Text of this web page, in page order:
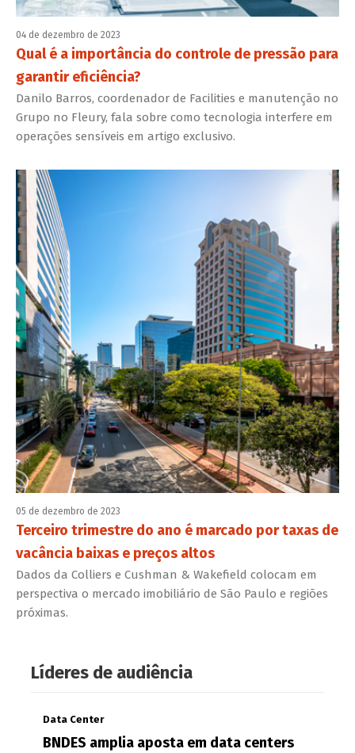
04 de dezembro de 2023
Qual é a importância do controle de pressão para
garantir eficiência?
Danilo Barros, coordenador de Facilities e manutenção no
Grupo no Fleury, fala sobre como tecnologia interfere em
operações sensíveis em artigo exclusivo.
05 de dezembro de 2023
Terceiro trimestre do ano é marcado por taxas de
vacância baixas e preços altos
Dados da Colliers e Cushman & Wakefield colocam em
perspectiva o mercado imobiliário de São Paulo e regiões
próximas.
Líderes de audiência
Data Center
BNDES amplia aposta em data centers